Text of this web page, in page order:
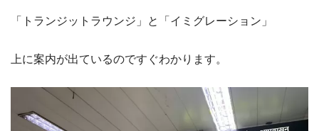
「トランジットラウンジ」と「イミグレーション」
上に案内が出ているのですぐわかります。